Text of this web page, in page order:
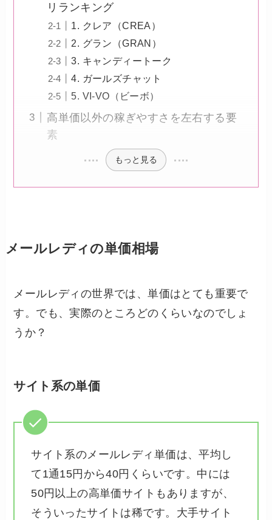
リランキング
1. クレア（CREA）
2. グラン（GRAN）
3. キャンディートーク
4. ガールズチャット
5. VI-VO（ビーボ）
高単価以外の稼ぎやすさを左右する要
素
もっと見る
メールレディの単価相場
メールレディの世界では、単価はとても重要で
す。でも、実際のところどのくらいなのでしょ
うか？
サイト系の単価
サイト系のメールレディ単価は、平均し
て1通15円から40円くらいです。中には
50円以上の高単価サイトもありますが、
そういったサイトは稀です。大手サイト